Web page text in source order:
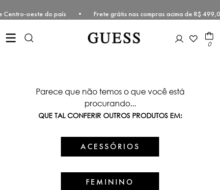
e Centro-oeste do país • Frete grátis nas compras acima de
0
Parece que não temos o que você está
procurando...
QUE TAL CONFERIR OUTROS PRODUTOS EM:
ACESSÓRIOS
FEMININO